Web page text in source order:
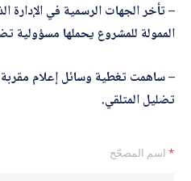
– تأخر الجهات الرسمية في الإدارة
الممولة للمشروع يحملها مسؤولية
– ساهمت تغطية وسائل إعلام مقربة
تضليل المتلقي.
*